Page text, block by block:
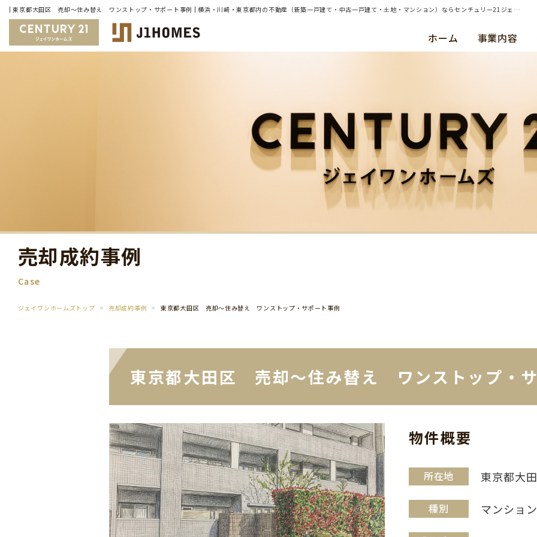
| 東京都大田区 売却～住み替え ワンストップ・サポート事例 | 横浜・川崎・東京都内の不動産（新築一戸建て・中古一戸建て・土地・マンション）ならセンチュリー21ジェイワンホームズ
ホーム 事業内容
売却成約事例
Case
ジェイワンホームズトップ 売却成約事例 東京都大田区 売却～住み替え ワンストップ・サポート事例
東京都大田区 売却～住み替え ワンストップ・
物件概要
所在地 東京都大
種別 マンション